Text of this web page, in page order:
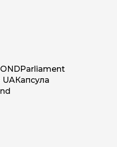
Parliament
UAКапсула